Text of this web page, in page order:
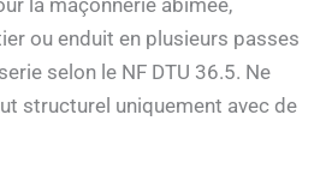
ou enduit en plusieurs passes
selon le NF DTU 36.5. Ne
structurel uniquement avec de